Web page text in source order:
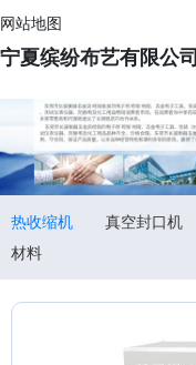
网站地图
宁夏缤纷布艺有限公司
热收缩机 真空封口机
材料